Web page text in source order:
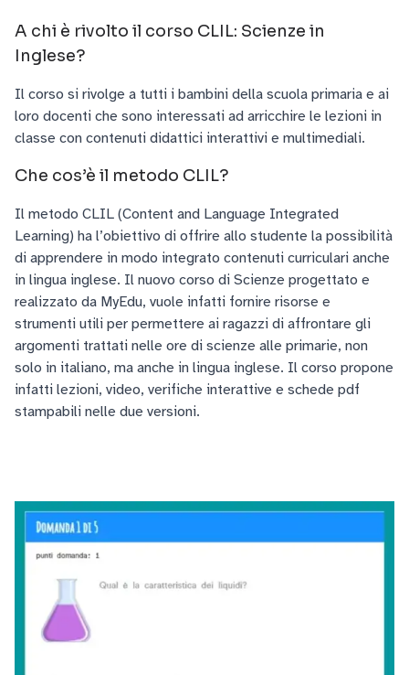
A chi è rivolto il corso CLIL: Scienze in
Inglese?
Il corso si rivolge a tutti i bambini della scuola primaria e ai
loro docenti che sono interessati ad arricchire le lezioni in
classe con contenuti didattici interattivi e multimediali.
Che cos’è il metodo CLIL?
Il metodo CLIL (Content and Language Integrated
Learning) ha l’obiettivo di offrire allo studente la possibilità
di apprendere in modo integrato contenuti curriculari anche
in lingua inglese. Il nuovo corso di Scienze progettato e
realizzato da MyEdu, vuole infatti fornire risorse e
strumenti utili per permettere ai ragazzi di affrontare gli
argomenti trattati nelle ore di scienze alle primarie, non
solo in italiano, ma anche in lingua inglese. Il corso propone
infatti lezioni, video, verifiche interattive e schede pdf
stampabili nelle due versioni.